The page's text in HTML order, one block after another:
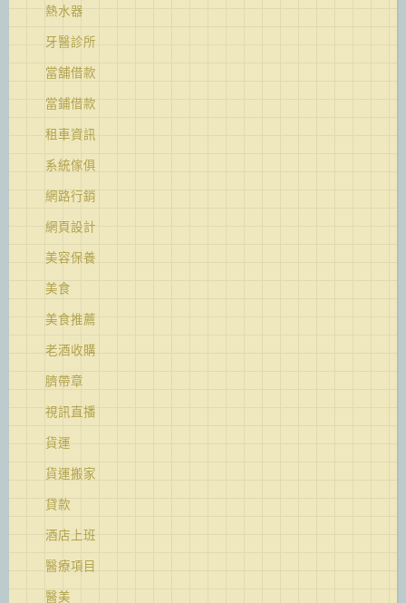
熱水器
牙醫診所
當舖借款
當鋪借款
租車資訊
系統傢俱
網路行銷
網頁設計
美容保養
美食
美食推薦
老酒收購
臍帶章
視訊直播
貨運
貨運搬家
貸款
酒店上班
醫療項目
醫美